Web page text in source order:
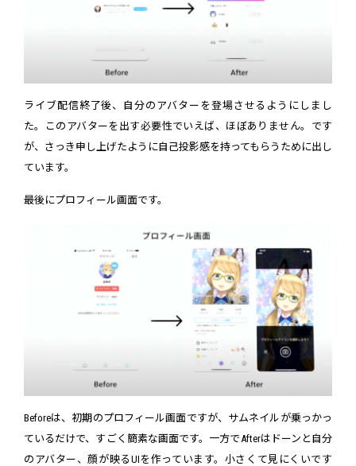
ライブ配信終了後、自分のアバターを登場させるようにしまし
た。このアバターを出す必要性でいえば、ほぼありません。です
が、さっき申し上げたように自己投影感を持ってもらうために出し
ています。
最後にプロフィール画面です。
Beforeは、初期のプロフィール画面ですが、サムネイルが乗っかっ
ているだけで、すごく簡素な画面です。一方でAfterはドーンと自分
のアバター、顔が映るUIを作っています。小さくて見にくいです